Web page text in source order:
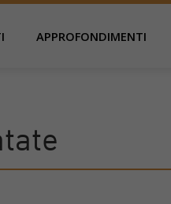
APPROFONDIMENTI